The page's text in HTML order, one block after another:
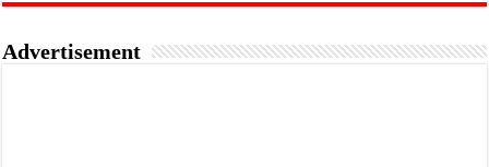
Advertisement